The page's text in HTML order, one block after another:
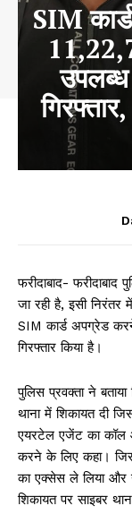
SIM
उपलब्ध
फरीदाबाद- फरीदाबाद
जा रही है, इसी निरंतर
SIM कार्ड अपग्रेड
गिरफ्तार किया है।
पुलिस प्रवक्ता ने
थाना में शिकायत दी
एयरटेल एजेंट का कॉल
करने के लिए कहा।
का एक्सेस ले लिया
शिकायत पर साइबर